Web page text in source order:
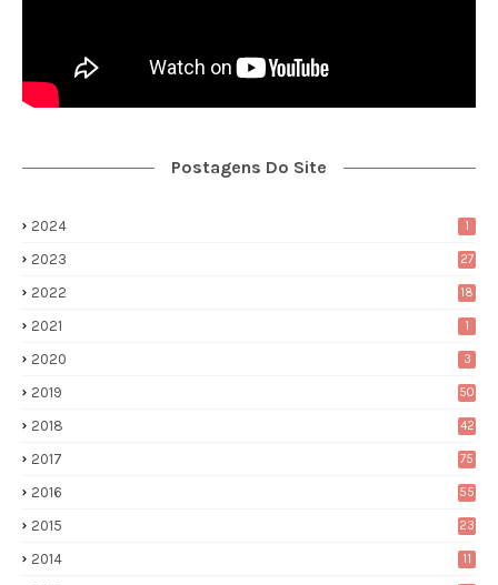
Postagens Do Site
2024 1
2023 27
2022 18
2021 1
2020 3
2019 50
2018 42
2017 75
2016 55
2015 23
2014 11